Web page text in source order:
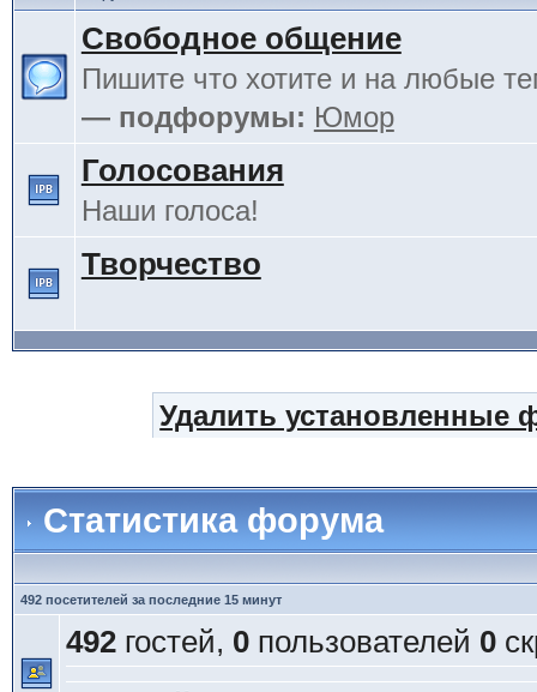
Свободное общение
Пишите что хотите и на любые
— подфорумы: Юмор
Голосования
Наши голоса!
Творчество
Удалить установленные
Статистика форума
492 посетителей за последние 15 минут
492гостей, 0пользователей 0